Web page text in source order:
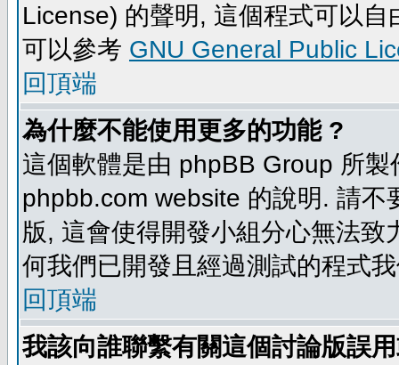
License) 的聲明, 這個程式可以
可以參考 GNU General Public
回頂端
為什麼不能使用更多的功能 ?
這個軟體是由 phpBB Group 所
phpbb.com website 的說明. 請
版, 這會使得開發小組分心無法
何我們已開發且經過測試的程式
回頂端
我該向誰聯繫有關這個討論版誤